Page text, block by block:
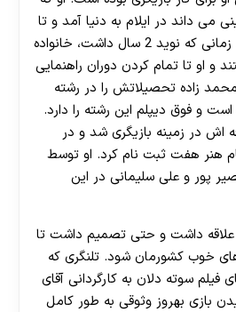
می داند در ایلام به دنیا آمد و تا
دو سالگی در تهران بود. زمانی که نوید 2 سال داشت، خانواده
و او تا تمام کردن دوران راهنمایی
زاده تحصیلاتش را در رشته
و فوق دیپلم این رشته را دارد.
اش در زمینه بازیگری شد و در
هنر هفت ثبت نام کرد. او توسط
پور و علی سلیمانی در این
علاقه داشت و حتی تصمیم داشت تا
های خوب کشورمان شود. تلنگری که
فیلم سوته دلان به کارگردانی آقای
بازی بهروز وثوقی به طور کامل